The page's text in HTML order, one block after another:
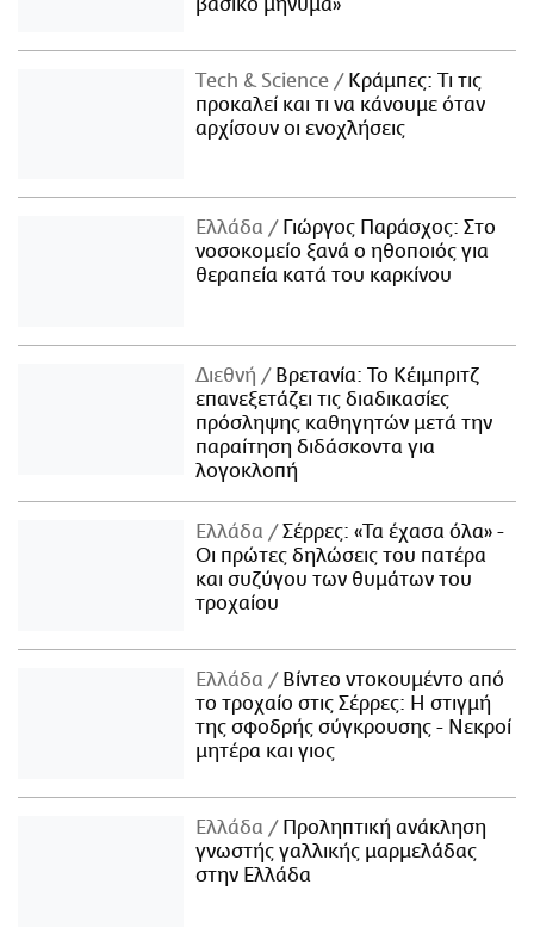
βασικό μήνυμα»
Τech & Science
Κράμπες: Τι τις
προκαλεί και τι να κάνουμε όταν
αρχίσουν οι ενοχλήσεις
Ελλάδα
Γιώργος Παράσχος: Στο
νοσοκομείο ξανά ο ηθοποιός για
θεραπεία κατά του καρκίνου
Διεθνή
Βρετανία: Το Κέιμπριτζ
επανεξετάζει τις διαδικασίες
πρόσληψης καθηγητών μετά την
παραίτηση διδάσκοντα για
λογοκλοπή
Ελλάδα
Σέρρες: «Τα έχασα όλα» -
Οι πρώτες δηλώσεις του πατέρα
και συζύγου των θυμάτων του
τροχαίου
Ελλάδα
Βίντεο ντοκουμέντο από
το τροχαίο στις Σέρρες: Η στιγμή
της σφοδρής σύγκρουσης - Νεκροί
μητέρα και γιος
Ελλάδα
Προληπτική ανάκληση
γνωστής γαλλικής μαρμελάδας
στην Ελλάδα